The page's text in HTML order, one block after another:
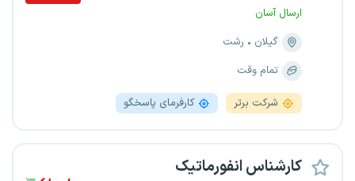
ارسال آسان
گیلان
رشت
تمام وقت
شرکت برتر کارفرمای پاسخگو
کارشناس انفورماتیک